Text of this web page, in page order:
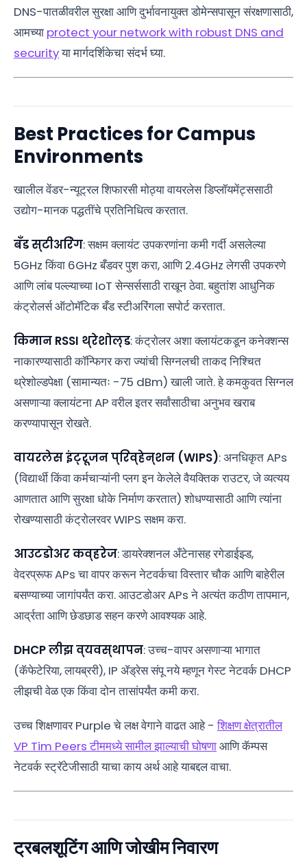
DNS-पातळीवरील सुरक्षा आणि दुर्भावनायुक्त डोमेन्सपासून संरक्षणासाठी,
आमच्या protect your network with robust DNS and
securityया मार्गदर्शिकेचा संदर्भ घ्या.
Best Practices for Campus
Environments
खालील वेंडर-न्यूट्रल शिफारसी मोठ्या वायरलेस डिप्लॉयमेंट्ससाठी
उद्योग-मानक पद्धतींचे प्रतिनिधित्व करतात.
बँड स्टीअरिंग: सक्षम क्लायंट उपकरणांना कमी गर्दी असलेल्या
5GHz किंवा 6GHz बँडवर पुश करा, आणि 2.4GHz लेगसी उपकरणे
आणि लांब पल्ल्याच्या IoT सेन्सर्ससाठी राखून ठेवा. बहुतांश आधुनिक
कंट्रोलर्स ऑटोमॅटिक बँड स्टीअरिंगला सपोर्ट करतात.
किमान RSSI थ्रेशोल्ड: कंट्रोलर अशा क्लायंटकडून कनेक्शन्स
नाकारण्यासाठी कॉन्फिगर करा ज्यांची सिग्नलची ताकद निश्चित
थ्रेशोल्डपेक्षा (सामान्यतः -75 dBm) खाली जाते. हे कमकुवत सिग्नल
असणाऱ्या क्लायंटना AP वरील इतर सर्वांसाठीचा अनुभव खराब
करण्यापासून रोखते.
वायरलेस इंट्रूजन प्रिव्हेन्शन (WIPS): अनधिकृत APs
(विद्यार्थी किंवा कर्मचाऱ्यांनी प्लग इन केलेले वैयक्तिक राउटर, जे व्यत्यय
आणतात आणि सुरक्षा धोके निर्माण करतात) शोधण्यासाठी आणि त्यांना
रोखण्यासाठी कंट्रोलरवर WIPS सक्षम करा.
आउटडोअर कव्हरेज: डायरेक्शनल अँटेनासह रगेडाईझ्ड,
वेदरप्रूफ APs चा वापर करून नेटवर्कचा विस्तार चौक आणि बाहेरील
बसण्याच्या जागांपर्यंत करा. आउटडोअर APs ने अत्यंत कठीण तापमान,
आर्द्रता आणि छेडछाड सहन करणे आवश्यक आहे.
DHCP लीझ व्यवस्थापन: उच्च-वापर असणाऱ्या भागात
(कॅफेटेरिया, लायब्ररी), IP ॲड्रेस संपू नये म्हणून गेस्ट नेटवर्क DHCP
लीझची वेळ एक किंवा दोन तासांपर्यंत कमी करा.
उच्च शिक्षणावर Purple चे लक्ष वेगाने वाढत आहे -शिक्षण क्षेत्रातील
VP Tim Peers टीममध्ये सामील झाल्याची घोषणाआणि कॅम्पस
नेटवर्क स्ट्रॅटेजीसाठी याचा काय अर्थ आहे याबद्दल वाचा.
ट्रबलशूटिंग आणि जोखीम निवारण